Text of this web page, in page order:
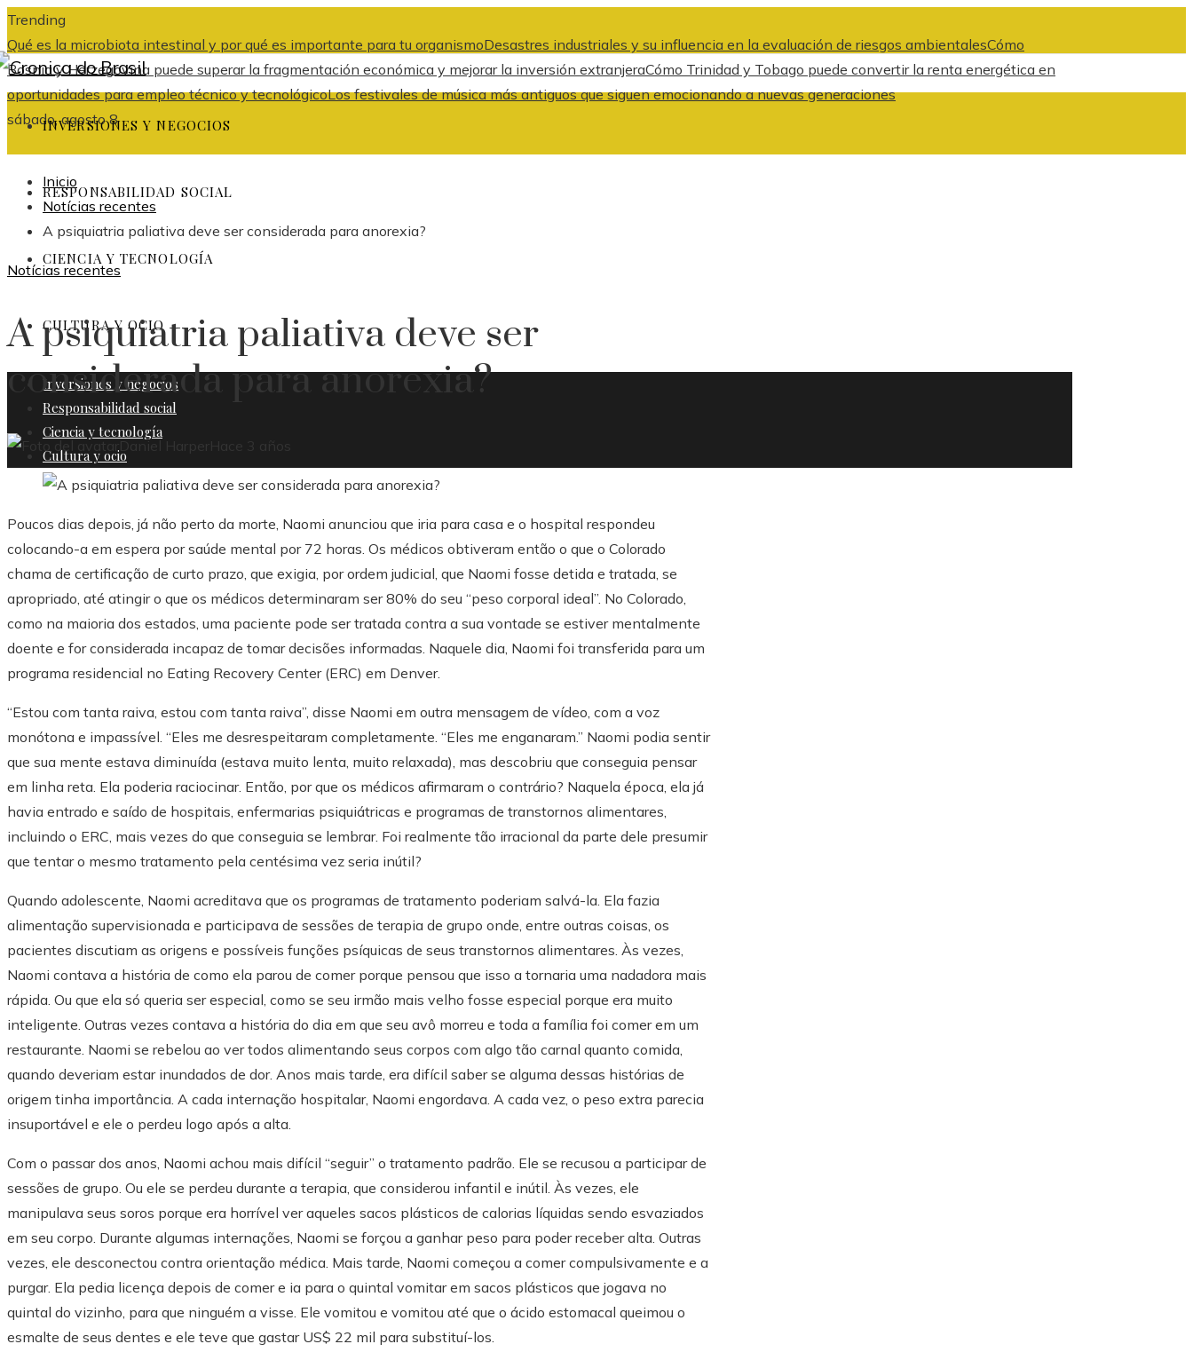
Trending
Qué es la microbiota intestinal y por qué es importante para tu organismoDesastres industriales y su influencia en la evaluación de riesgos ambientalesCómo
Bosnia y Herzegovina puede superar la fragmentación económica y mejorar la inversión extranjeraCómo Trinidad y Tobago puede convertir la renta energética en
oportunidades para empleo técnico y tecnológicoLos festivales de música más antiguos que siguen emocionando a nuevas generaciones
sábado, agosto 8
INVERSIONES Y NEGOCIOS
RESPONSABILIDAD SOCIAL
CIENCIA Y TECNOLOGÍA
CULTURA Y OCIO
Inversiones y negocios
Responsabilidad social
Ciencia y tecnología
Cultura y ocio
Inicio
Notícias recentes
A psiquiatria paliativa deve ser considerada para anorexia?
Notícias recentes
A psiquiatria paliativa deve ser
considerada para anorexia?
Daniel Harper Hace 3 años
Poucos dias depois, já não perto da morte, Naomi anunciou que iria para casa e o hospital respondeu
colocando-a em espera por saúde mental por 72 horas. Os médicos obtiveram então o que o Colorado
chama de certificação de curto prazo, que exigia, por ordem judicial, que Naomi fosse detida e tratada, se
apropriado, até atingir o que os médicos determinaram ser 80% do seu “peso corporal ideal”. No Colorado,
como na maioria dos estados, uma paciente pode ser tratada contra a sua vontade se estiver mentalmente
doente e for considerada incapaz de tomar decisões informadas. Naquele dia, Naomi foi transferida para um
programa residencial no Eating Recovery Center (ERC) em Denver.
“Estou com tanta raiva, estou com tanta raiva”, disse Naomi em outra mensagem de vídeo, com a voz
monótona e impassível. “Eles me desrespeitaram completamente. “Eles me enganaram.” Naomi podia sentir
que sua mente estava diminuída (estava muito lenta, muito relaxada), mas descobriu que conseguia pensar
em linha reta. Ela poderia raciocinar. Então, por que os médicos afirmaram o contrário? Naquela época, ela já
havia entrado e saído de hospitais, enfermarias psiquiátricas e programas de transtornos alimentares,
incluindo o ERC, mais vezes do que conseguia se lembrar. Foi realmente tão irracional da parte dele presumir
que tentar o mesmo tratamento pela centésima vez seria inútil?
Quando adolescente, Naomi acreditava que os programas de tratamento poderiam salvá-la. Ela fazia
alimentação supervisionada e participava de sessões de terapia de grupo onde, entre outras coisas, os
pacientes discutiam as origens e possíveis funções psíquicas de seus transtornos alimentares. Às vezes,
Naomi contava a história de como ela parou de comer porque pensou que isso a tornaria uma nadadora mais
rápida. Ou que ela só queria ser especial, como se seu irmão mais velho fosse especial porque era muito
inteligente. Outras vezes contava a história do dia em que seu avô morreu e toda a família foi comer em um
restaurante. Naomi se rebelou ao ver todos alimentando seus corpos com algo tão carnal quanto comida,
quando deveriam estar inundados de dor. Anos mais tarde, era difícil saber se alguma dessas histórias de
origem tinha importância. A cada internação hospitalar, Naomi engordava. A cada vez, o peso extra parecia
insuportável e ele o perdeu logo após a alta.
Com o passar dos anos, Naomi achou mais difícil “seguir” o tratamento padrão. Ele se recusou a participar de
sessões de grupo. Ou ele se perdeu durante a terapia, que considerou infantil e inútil. Às vezes, ele
manipulava seus soros porque era horrível ver aqueles sacos plásticos de calorias líquidas sendo esvaziados
em seu corpo. Durante algumas internações, Naomi se forçou a ganhar peso para poder receber alta. Outras
vezes, ele desconectou contra orientação médica. Mais tarde, Naomi começou a comer compulsivamente e a
purgar. Ela pedia licença depois de comer e ia para o quintal vomitar em sacos plásticos que jogava no
quintal do vizinho, para que ninguém a visse. Ele vomitou e vomitou até que o ácido estomacal queimou o
esmalte de seus dentes e ele teve que gastar US$ 22 mil para substituí-los.